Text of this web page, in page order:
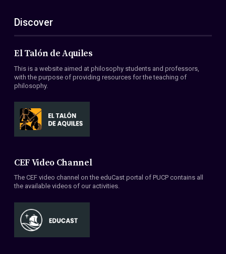
Discover
El Talón de Aquiles
This is a website aimed at philosophy students and professors,
with the purpose of providing resources for the teaching of
philosophy.
CEF Video Channel
The CEF video channel on the eduCast portal of PUCP contains all
the available videos of our activities.